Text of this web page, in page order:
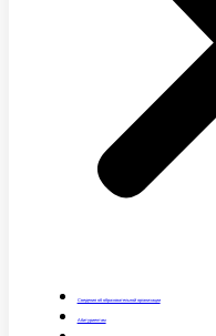
Сведения об образовательной организации
Абитуриентам